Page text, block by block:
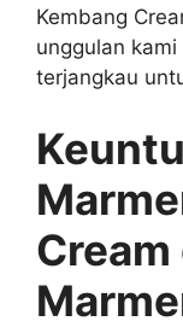
Kembang
unggulan
terjangkau
Cream